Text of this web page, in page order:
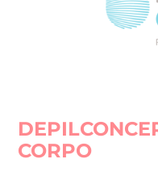
CORPO